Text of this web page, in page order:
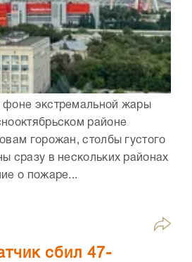
экстремальной жары
районе
горожан, столбы густого
сразу в нескольких районах
о пожаре...
сбил 47-